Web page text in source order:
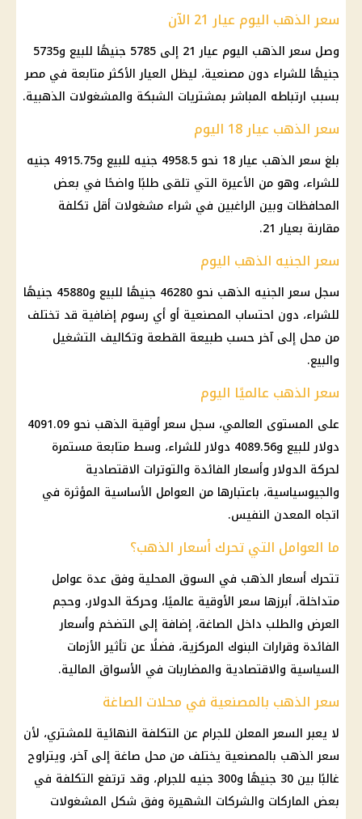
سعر الذهب اليوم عيار 21 الآن
وصل سعر الذهب اليوم عيار 21
إلى 5785 جنيهًا للبيع و5735
جنيهًا للشراء دون مصنعية، ليظل العيار الأكثر متابعة في مصر
بسبب ارتباطه المباشر بمشتريات الشبكة والمشغولات الذهبية.
سعر الذهب عيار 18 اليوم
بلغ سعر الذهب عيار 18
نحو 4958.5 جنيه للبيع و4915.75 جنيه
للشراء، وهو من الأعيرة التي تلقى طلبًا واضحًا في بعض
المحافظات وبين الراغبين في شراء مشغولات أقل تكلفة
مقارنة بعيار 21.
سعر الجنيه الذهب اليوم
سجل سعر الجنيه الذهب
نحو 46280 جنيهًا للبيع و45880 جنيهًا
للشراء، دون احتساب المصنعية أو أي رسوم إضافية قد تختلف
من محل إلى آخر حسب طبيعة القطعة وتكاليف التشغيل
والبيع.
سعر الذهب عالميًا اليوم
على المستوى العالمي، سجل سعر أوقية الذهب نحو 4091.09
دولارللبيع و4089.56 دولارللشراء، وسط متابعة مستمرة
لحركة الدولاروأسعار الفائدة والتوترات الاقتصادية
والجيوسياسية، باعتبارها من العوامل الأساسية المؤثرة في
اتجاه المعدن النفيس.
ما العوامل التي تحرك أسعار الذهب؟
تتحرك أسعار الذهب في السوق المحلية وفق عدة عوامل
متداخلة، أبرزها سعر الأوقية عالميًا، وحركة الدولار، وحجم
العرض والطلب داخل الصاغة، إضافة إلى التضخم وأسعار
الفائدة وقرارات البنوك المركزية، فضلًا عن تأثير الأزمات
السياسية والاقتصادية والمضاربات في الأسواق المالية.
سعر الذهب بالمصنعية في محلات الصاغة
لا يعبر السعر المعلن للجرام عن التكلفة النهائية للمشتري، لأن
سعر الذهب بالمصنعية يختلف من محل صاغة إلى آخر، ويتراوح
غالبًا بين 30 جنيهًا و300 جنيه للجرام، وقد ترتفع التكلفة في
بعض الماركات والشركات الشهيرة وفق شكل المشغولات